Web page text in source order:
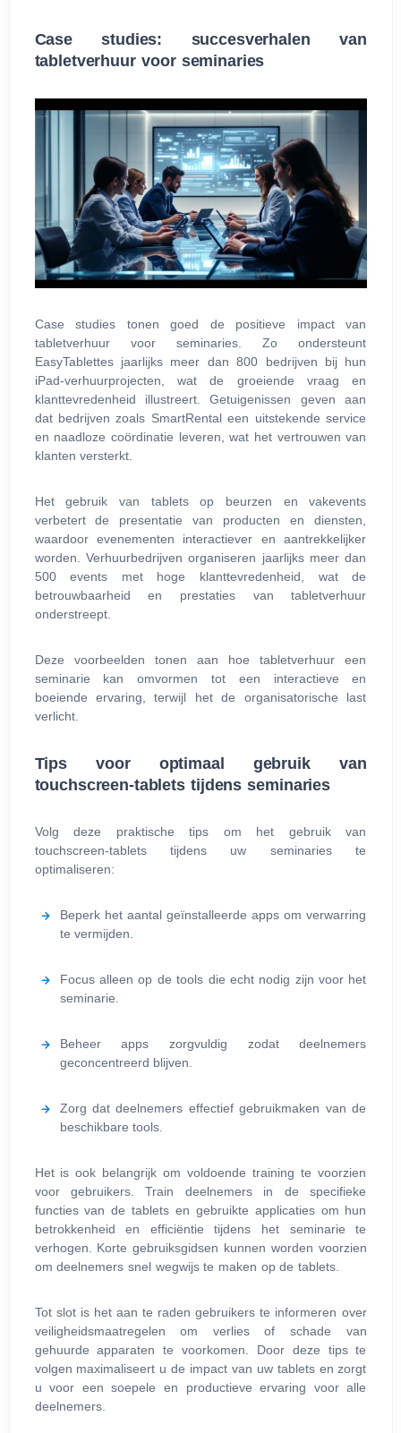
Case studies: succesverhalen van
tabletverhuur voor seminaries
Case studies tonen goed de positieve impact van
tabletverhuur voor seminaries. Zo ondersteunt
EasyTablettes jaarlijks meer dan 800 bedrijven bij hun
iPad-verhuurprojecten, wat de groeiende vraag en
klanttevredenheid illustreert. Getuigenissen geven aan
dat bedrijven zoals SmartRental een uitstekende service
en naadloze coördinatie leveren, wat het vertrouwen van
klanten versterkt.
Het gebruik van tablets op beurzen en vakevents
verbetert de presentatie van producten en diensten,
waardoor evenementen interactiever en aantrekkelijker
worden. Verhuurbedrijven organiseren jaarlijks meer dan
500 events met hoge klanttevredenheid, wat de
betrouwbaarheid en prestaties van tabletverhuur
onderstreept.
Deze voorbeelden tonen aan hoe tabletverhuur een
seminarie kan omvormen tot een interactieve en
boeiende ervaring, terwijl het de organisatorische last
verlicht.
Tips voor optimaal gebruik van
touchscreen-tablets tijdens seminaries
Volg deze praktische tips om het gebruik van
touchscreen-tablets tijdens uw seminaries te
optimaliseren:
Beperk het aantal geïnstalleerde apps om verwarring
te vermijden.
Focus alleen op de tools die echt nodig zijn voor het
seminarie.
Beheer apps zorgvuldig zodat deelnemers
geconcentreerd blijven.
Zorg dat deelnemers effectief gebruikmaken van de
beschikbare tools.
Het is ook belangrijk om voldoende training te voorzien
voor gebruikers. Train deelnemers in de specifieke
functies van de tablets en gebruikte applicaties om hun
betrokkenheid en efficiëntie tijdens het seminarie te
verhogen. Korte gebruiksgidsen kunnen worden voorzien
om deelnemers snel wegwijs te maken op de tablets.
Tot slot is het aan te raden gebruikers te informeren over
veiligheidsmaatregelen om verlies of schade van
gehuurde apparaten te voorkomen. Door deze tips te
volgen maximaliseert u de impact van uw tablets en zorgt
u voor een soepele en productieve ervaring voor alle
deelnemers.